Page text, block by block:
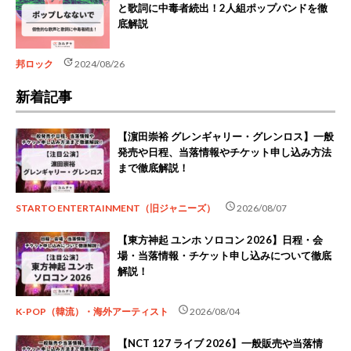
と歌詞に中毒者続出！2人組ポップバンドを徹
底解説
邦ロック update2024/08/26
新着記事
【濵田崇裕 グレンギャリー・グレンロス】一般
発売や日程、当落情報やチケット申し込み方法
まで徹底解説！
STARTO ENTERTAINMENT（旧ジャニーズ） schedule2026/08/07
【東方神起 ユンホ ソロコン 2026】日程・会
場・当落情報・チケット申し込みについて徹底
解説！
K-POP（韓流）・海外アーティスト schedule2026/08/04
【NCT 127 ライブ 2026】一般販売や当落情